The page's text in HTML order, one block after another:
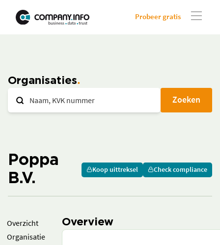
Probeer gratis
Organisaties
Zoeken
Poppa
B.V.
Koop uittreksel Check compliance
Overzicht
Organisatie
Overview